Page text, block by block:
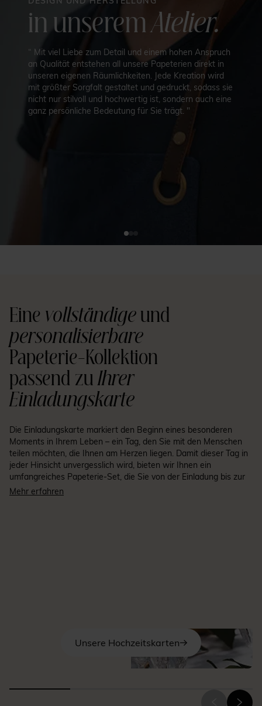
strukturiertem, schimmerndem oder laminiertem Papier mit
Glanz-Finish-Option – immer kombiniert mit farblich
passenden Briefumschlägen.
Nach der Feier können Sie sich stilvoll mit einer individuell
gestalteten Dankeskarte bei all denen bedanken, die an
Ihrer Hochzeit an Sie gedacht haben. Wählen Sie dazu eine
Karte im selben Design wie die Einladung oder in einem
völlig neuen Look. So bleibt Ihr Hochzeitsfest auch in der
Erinnerung Ihrer Gäste etwas ganz Besonderes.
in unseremAtelier.
“ Mit viel Liebe zum Detail und einem hohen Anspruch
an Qualität entstehen all unsere Papeterien direkt in
unseren eigenen Räumlichkeiten. Jede Kreation wird
mit größter Sorgfalt gestaltet und gedruckt, sodass sie
nicht nur stilvoll und hochwertig ist, sondern auch eine
ganz persönliche Bedeutung für Sie trägt. "
Eine vollständigeund
personalisierbare
Papeterie-Kollektion
passend zuIhrer
Einladungskarte
Die Einladungskarte markiert den Beginn eines besonderen
Moments in Ihrem Leben – ein Tag, den Sie mit den Menschen
teilen möchten, die Ihnen am Herzen liegen. Damit dieser Tag in
jeder Hinsicht unvergesslich wird, bieten wir Ihnen ein
umfangreiches Papeterie-Set, die Sie von der Einladung bis zur
Feier begleitet: Einladungskarten und Antwortkarten,
Weil jedes Detail zählt, finden Sie bei uns auch liebevoll
Geschenkideenfür Ihre Gäste. Passende
Accessoires wie Briefumschläge oder Siegelmarken können Sie
direkt bei der Bestellung hinzufügen – ebenso wie Ihre
Und falls Sie bei der Gestaltung oder der Auswahl Unterstützung
Mehr erfahren
Unsere Hochzeitskarten